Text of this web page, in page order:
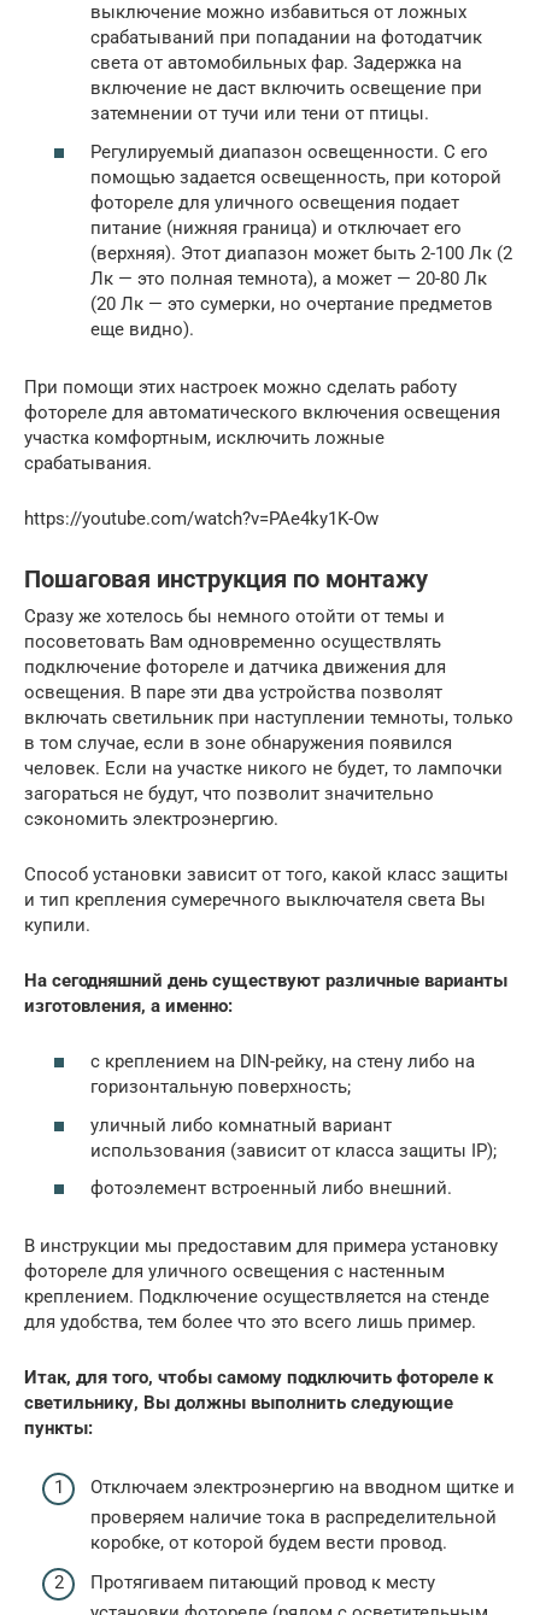
выключение можно избавиться от ложных
срабатываний при попадании на фотодатчик
света от автомобильных фар. Задержка на
включение не даст включить освещение при
затемнении от тучи или тени от птицы.
Регулируемый диапазон освещенности. С его
помощью задается освещенность, при которой
фотореле для уличного освещения подает
питание (нижняя граница) и отключает его
(верхняя). Этот диапазон может быть 2-100 Лк (2
Лк — это полная темнота), а может — 20-80 Лк
(20 Лк — это сумерки, но очертание предметов
еще видно).
При помощи этих настроек можно сделать работу
фотореле для автоматического включения освещения
участка комфортным, исключить ложные
срабатывания.
https://youtube.com/watch?v=PAe4ky1K-Ow
Пошаговая инструкция по монтажу
Сразу же хотелось бы немного отойти от темы и
посоветовать Вам одновременно осуществлять
подключение фотореле и датчика движения для
освещения. В паре эти два устройства позволят
включать светильник при наступлении темноты, только
в том случае, если в зоне обнаружения появился
человек. Если на участке никого не будет, то лампочки
загораться не будут, что позволит значительно
сэкономить электроэнергию.
Способ установки зависит от того, какой класс защиты
и тип крепления сумеречного выключателя света Вы
купили.
На сегодняшний день существуют различные варианты
изготовления, а именно:
с креплением на DIN-рейку, на стену либо на
горизонтальную поверхность;
уличный либо комнатный вариант
использования (зависит от класса защиты IP);
фотоэлемент встроенный либо внешний.
В инструкции мы предоставим для примера установку
фотореле для уличного освещения с настенным
креплением. Подключение осуществляется на стенде
для удобства, тем более что это всего лишь пример.
Итак, для того, чтобы самому подключить фотореле к
светильнику, Вы должны выполнить следующие
пункты:
Отключаем электроэнергию на вводном щитке и
проверяем наличие тока в распределительной
коробке, от которой будем вести провод.
Протягиваем питающий провод к месту